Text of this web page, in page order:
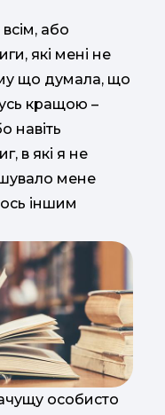
або
які мені не
що думала, що
кращою –
навіть
в які я не
мене
іншим
особисто